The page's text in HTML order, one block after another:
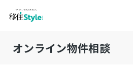
オンライン物件相談